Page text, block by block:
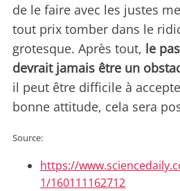
de le faire avec les justes
tout prix tomber dans le
grotesque. Après tout, le
devrait jamais être un
il peut être difficile à
bonne attitude, cela sera
Source:
https://
1/160111162712